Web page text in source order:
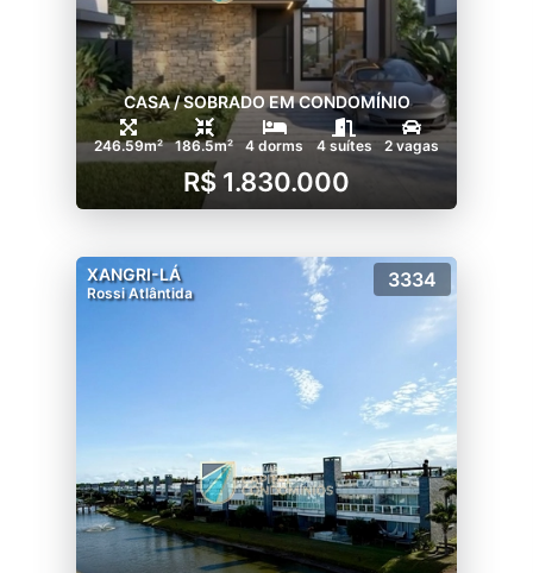
CASA / SOBRADO EM CONDOMÍNIO
246.59m² 186.5m² 4 dorms 4 suítes 2 vagas
R$ 1.830.000
XANGRI-LÁ
Rossi Atlântida
3334